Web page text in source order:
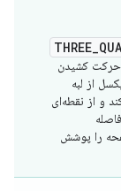
کشیدن
پنج (5) پیکسل از لبه
و از نقطه‌ای
را پوشش